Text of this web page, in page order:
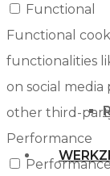
Functional
Functional
functionalities
on social
other third-
Performance